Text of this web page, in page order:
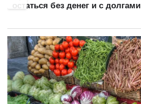
остаться без денег и с долгами